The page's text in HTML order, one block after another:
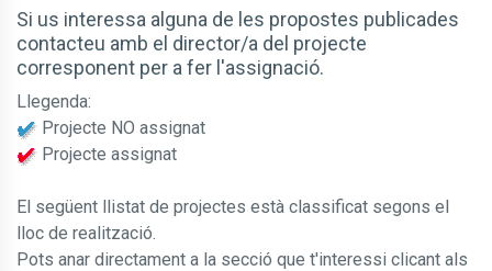
Si us interessa alguna de les propostes publicades
contacteu amb el director/a del projecte
corresponent per a fer l'assignació.
Llegenda:
Projecte NO assignat
Projecte assignat
El següent llistat de projectes està classificat segons el
lloc de realització.
Pots anar directament a la secció que t'interessi clicant als